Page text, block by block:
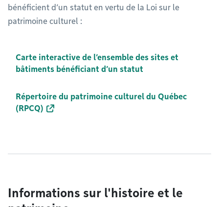
bénéficient d’un statut en vertu de la Loi sur le
patrimoine culturel :
Carte interactive de l’ensemble des sites et
bâtiments bénéficiant d’un statut
Répertoire du patrimoine culturel du Québec
(RPCQ)
Informations sur l'histoire et le